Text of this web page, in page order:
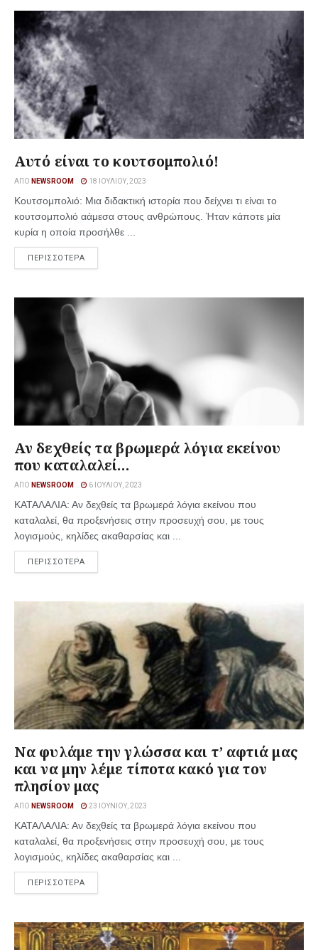
Αυτό είναι το κουτσομπολιό!
ΑΠΌ NEWSROOM 18 ΙΟΥΛΊΟΥ, 2023
Κουτσομπολιό: Μια διδακτική ιστορία που δείχνει τι είναι το
κουτσομπολιό αάμεσα στους ανθρώπους. Ήταν κάποτε μία
κυρία η οποία προσήλθε ...
ΠΕΡΙΣΣΟΤΕΡΑ
Αν δεχθείς τα βρωμερά λόγια εκείνου
που καταλαλεί…
ΑΠΌ NEWSROOM 6 ΙΟΥΛΊΟΥ, 2023
ΚΑΤΑΛΑΛΙΑ: Αν δεχθείς τα βρωμερά λόγια εκείνου που
καταλαλεί, θα προξενήσεις στην προσευχή σου, με τους
λογισμούς, κηλίδες ακαθαρσίας και ...
ΠΕΡΙΣΣΟΤΕΡΑ
Να φυλάμε την γλώσσα και τ’ αφτιά μας
και να μην λέμε τίποτα κακό για τον
πλησίον μας
ΑΠΌ NEWSROOM 23 ΙΟΥΝΊΟΥ, 2023
ΚΑΤΑΛΑΛΙΑ: Αν δεχθείς τα βρωμερά λόγια εκείνου που
καταλαλεί, θα προξενήσεις στην προσευχή σου, με τους
λογισμούς, κηλίδες ακαθαρσίας και ...
ΠΕΡΙΣΣΟΤΕΡΑ